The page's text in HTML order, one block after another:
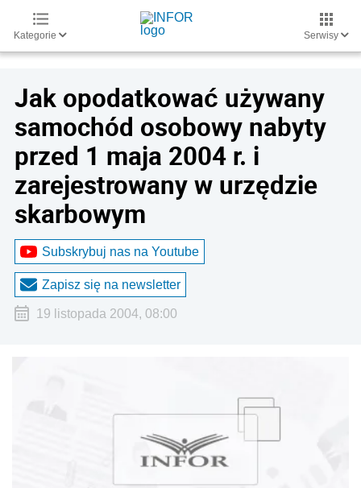
Kategorie Serwisy
Jak opodatkować używany
samochód osobowy nabyty
przed 1 maja 2004 r. i
zarejestrowany w urzędzie
skarbowym
Subskrybuj nas na Youtube
Zapisz się na newsletter
19 listopada 2004, 08:00